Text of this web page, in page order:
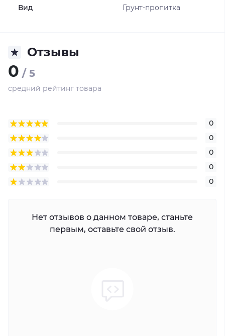
Вид Грунт-пропитка
Отзывы
0 / 5
средний рейтинг товара
0
0
0
0
0
Нет отзывов о данном товаре, станьте
первым, оставьте свой отзыв.